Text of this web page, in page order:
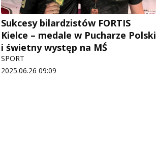
Sukcesy bilardzistów FORTIS
Kielce – medale w Pucharze Polski
i świetny występ na MŚ
SPORT
2025.06.26 09:09